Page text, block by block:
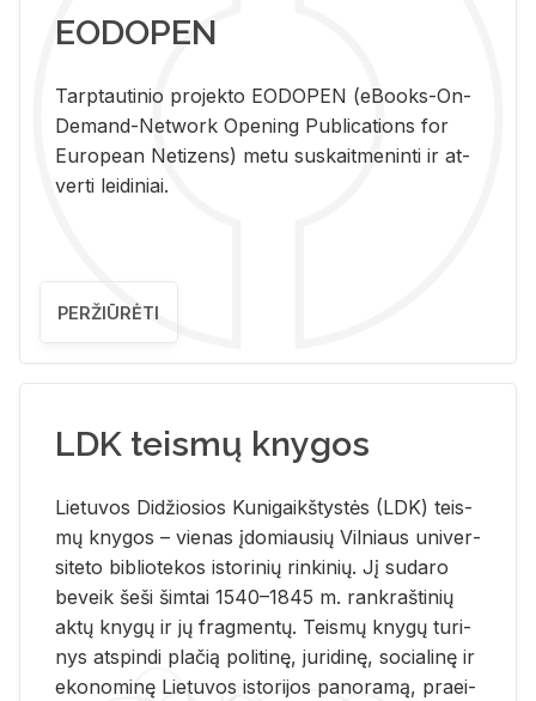
EODOPEN
Tarp­tau­ti­nio pro­jek­to EO­DO­PEN (eBo­oks-On-
De­mand-Ne­twork Ope­ning Pub­li­ca­tions for
Eu­ro­pe­an Ne­ti­zens) metu su­skait­me­nin­ti ir at­
ver­ti lei­di­niai.
PERŽIŪRĖTI
LDK teismų knygos
Lie­tu­vos Di­džio­sios Ku­ni­gaikš­tys­tės (LDK) teis­
mų kny­gos – vie­nas įdo­miau­sių Vil­niaus uni­ver­
si­te­to bi­b­lio­te­kos is­to­ri­nių rin­ki­nių. Jį su­da­ro
be­veik šeši šim­tai 1540–1845 m. rank­raš­ti­nių
aktų kny­gų ir jų frag­men­tų. Teis­mų kny­gų tu­ri­
nys at­spin­di pla­čią po­li­ti­nę, ju­ri­di­nę, so­cia­li­nę ir
eko­no­mi­nę Lie­tu­vos is­to­ri­jos pa­no­ra­mą, pra­ei­